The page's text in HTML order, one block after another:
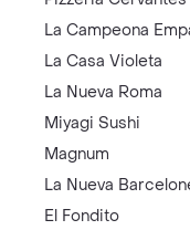
La Campeona
La Casa Violeta
La Nueva Roma
Miyagi Sushi
Magnum
La Nueva
El Fondito